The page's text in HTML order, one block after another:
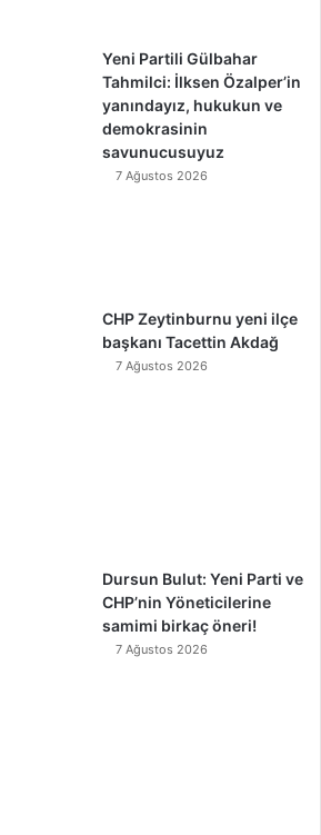
Yeni Partili Gülbahar
Tahmilci: İlksen Özalper’in
yanındayız, hukukun ve
demokrasinin
savunucusuyuz
7 Ağustos 2026
CHP Zeytinburnu yeni ilçe
başkanı Tacettin Akdağ
7 Ağustos 2026
Dursun Bulut: Yeni Parti ve
CHP’nin Yöneticilerine
samimi birkaç öneri!
7 Ağustos 2026